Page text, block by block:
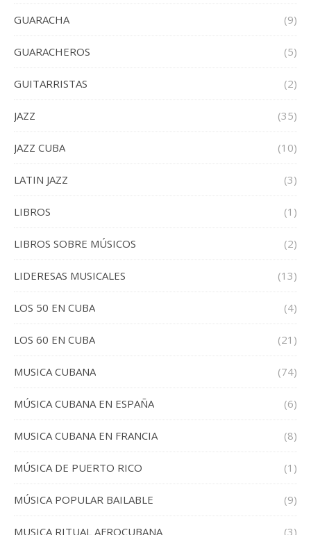
GUARACHA (9)
GUARACHEROS (5)
GUITARRISTAS (2)
JAZZ (35)
JAZZ CUBA (10)
LATIN JAZZ (3)
LIBROS (1)
LIBROS SOBRE MÚSICOS (2)
LIDERESAS MUSICALES (13)
LOS 50 EN CUBA (4)
LOS 60 EN CUBA (21)
MUSICA CUBANA (74)
MÚSICA CUBANA EN ESPAÑA (6)
MUSICA CUBANA EN FRANCIA (8)
MÚSICA DE PUERTO RICO (1)
MÚSICA POPULAR BAILABLE (9)
MUSICA RITUAL AFROCUBANA (3)